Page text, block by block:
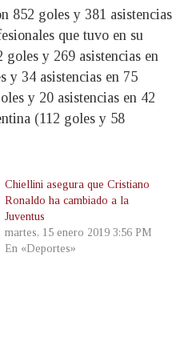
852 goles y 381 asistencias
que tuvo en su
goles y 269 asistencias en
y 34 asistencias en 75
y 20 asistencias en 42
(112 goles y 58
Chiellini asegura que Cristiano
Ronaldo ha cambiado a la
Juventus
martes, 15 enero 2019 3:56 PM
En «Deportes»